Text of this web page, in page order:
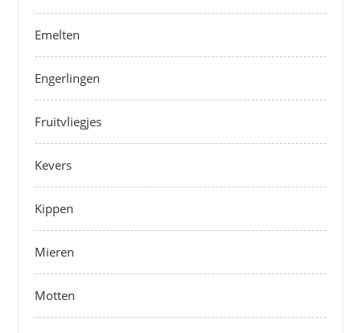
Emelten
Engerlingen
Fruitvliegjes
Kevers
Kippen
Mieren
Motten